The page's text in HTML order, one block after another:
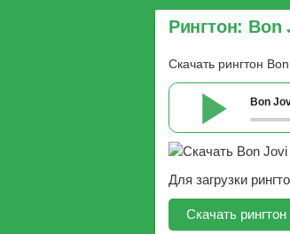
Рингтон:
Скачать рингтон
Bon
Для загрузки
Скачать